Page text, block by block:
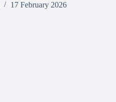
17 February 2026